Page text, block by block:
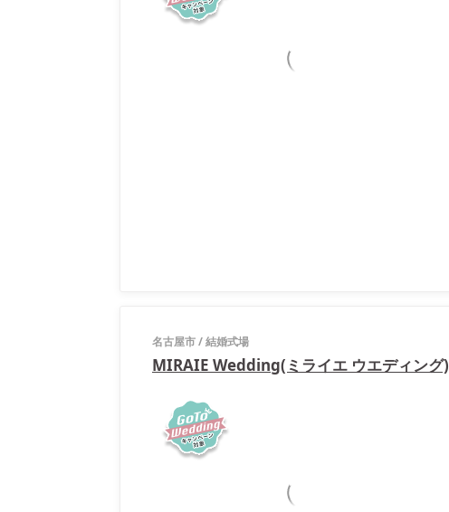
名古屋市/結婚式場
MIRAIE Wedding(ミライエ ウエディング)